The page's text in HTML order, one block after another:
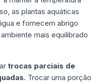
as plantas aquáticas
e fornecem abrigo
mais equilibrado
trocas parciais de
. Trocar uma porção